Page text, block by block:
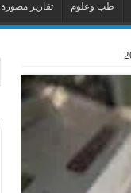
طب وعلوم تقارير مصورة